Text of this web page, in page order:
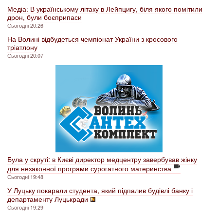
Медіа: В українському літаку в Лейпцигу, біля якого помітили
дрон, були боєприпаси
Сьогодні 20:26
На Волині відбудеться чемпіонат України з кросового
тріатлону
Сьогодні 20:07
Була у скруті: в Києві директор медцентру завербував жінку
для незаконної програми сурогатного материнства
Сьогодні 19:48
У Луцьку покарали студента, який підпалив будівлі банку і
департаменту Луцькради
Сьогодні 19:29